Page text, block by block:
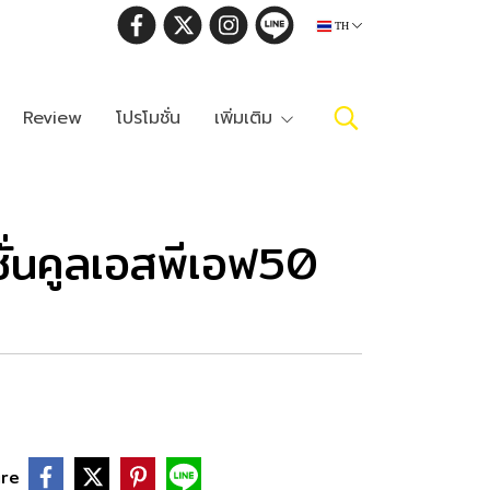
TH
Review โปรโมชั่น เพิ่มเติม
นคูลเอสพีเอฟ50